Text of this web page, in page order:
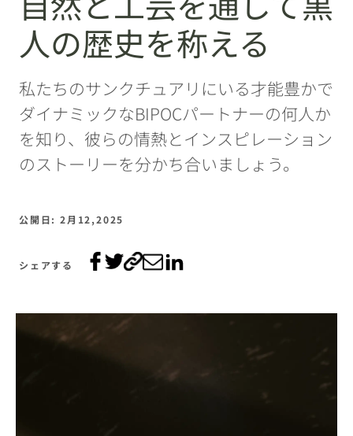
人の歴史を称える
私たちのサンクチュアリにいる才能豊かで
ダイナミックなBIPOCパートナーの何人か
を知り、彼らの情熱とインスピレーション
のストーリーを分かち合いましょう。
公開日: 2月12,2025
シェアする